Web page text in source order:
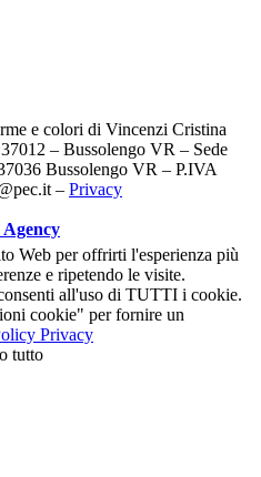
e colori di Vincenzi Cristina
– Bussolengo VR – Sede
Bussolengo VR – P.IVA
– Privacy
Agency
Web per offrirti l'esperienza più
e ripetendo le visite.
all'uso di TUTTI i cookie.
cookie" per fornire un
Privacy
tutto